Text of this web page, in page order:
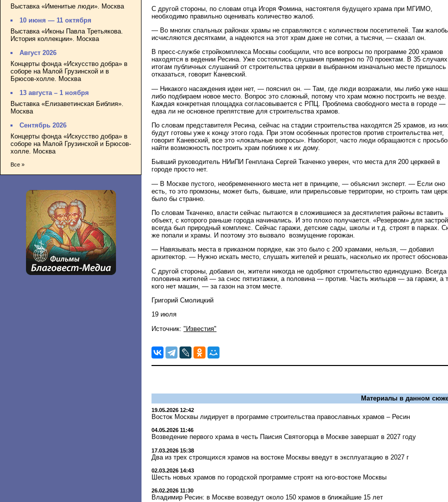
Выставка «Именитые люди». Москва
10 июня — 11 октября
Выставка «Иконы Павла Третьякова.
История коллекции». Москва
Август 2026
Концерты фонда «Искусство добра» в
соборе на Малой Грузинской и в
Брюсов-холле. Москва
13 августа – 1 ноября
Выставка «Елизаветинская Библия».
Москва
Сентябрь 2026
Концерты фонда «Искусство добра» в
соборе на Малой Грузинской и Брюсов-
холле. Москва
Все »
C другой стороны, по словам отца Игоря Фомина, настоятеля будущего храма при МГИМО,
необходимо правильно оценивать количество жалоб.
— Во многих спальных районах храмы не справляются с количеством посетителей. Там
исчисляются десятками, а надеются на этот храм даже не сотни, а тысячи, — сказал он.
В пресс-службе стройкомплекса Москвы сообщили, что все вопросы по программе 200 храмов
находятся в ведении Ресина. Уже состоялись слушания примерно по 70 проектам. В 35
итогам публичных слушаний от строительства церкви в выбранном изначально месте пришлось
отказаться, говорит Каневский.
— Никакого насаждения идеи нет, — пояснил он. — Там, где люди возражали, мы либо уже
либо подбираем новое место. Вопрос это сложный, потому что храм можно построить не везде.
Каждая конкретная площадка согласовывается с РПЦ. Проблема свободного места в городе —
едва ли не основное препятствие для строительства храмов.
По словам представителя Ресина, сейчас на стадии строительства находятся 25 храмов, из
будут готовы уже к концу этого года. При этом особенных протестов против строительства нет,
говорит Каневский, все это «локальные вопросы». Наоборот, часто люди обращаются с
найти возможность построить храм поближе к их дому.
Бывший руководитель НИиПИ Генплана Сергей Ткаченко уверен, что места для 200 церквей в
городе просто нет.
— В Москве пустого, необремененного места нет в принципе, — объяснил эксперт. — Если оно
есть, то это промзоны, может быть, бывшие, или прирельсовые территории, но строить там
было бы странно.
По словам Ткаченко, власти сейчас пытаются в сложившиеся за десятилетия районы вставить
объект, с которого раньше города начинались. И это плохо получается. «Резервом» для
всегда был природный комплекс. Сейчас гаражи, детские сады, школы и т.д. строят в парках.
же попали и храмы. И поэтому это вызвало возмущение горожан.
— Навязывать места в приказном порядке, как это было с 200 храмами, нельзя, — добавил
архитектор. — Нужно искать место, слушать жителей и решать, насколько их протест
С другой стороны, добавил он, жители никогда не одобряют строительство единодушно. Всегда
половина жителей — за снос пятиэтажки, а половина — против. Часть жильцов — за гаражи, а
кого нет машин, — за газон на этом месте.
Григорий Смолицкий
19 июля
Источник: "Известия"
Материалы в данном
19.05.2026 12:42
Восток Москвы лидирует в программе строительства православных храмов – Ресин
04.05.2026 11:46
Возведение первого храма в честь Паисия Святогорца в Москве завершат в 2027 году
17.03.2026 15:38
Два из трех строящихся храмов на востоке Москвы введут в эксплуатацию в 2027 г
02.03.2026 14:43
Шесть новых храмов по городской программе строят на юго-востоке Москвы
26.02.2026 11:30
Владимир Ресин: в Москве возведут около 150 храмов в ближайшие 15 лет